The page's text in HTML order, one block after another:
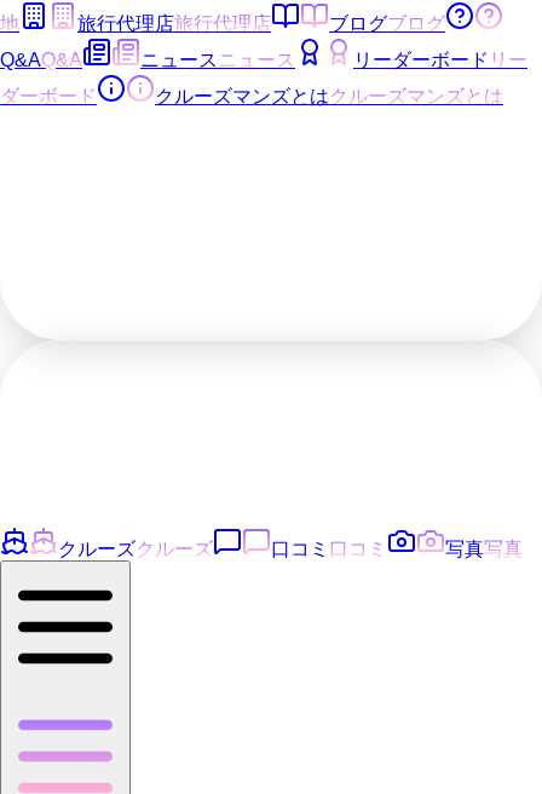
地
旅行代理店旅行代理店 ブログブログ
Q&AQ&A ニュース ニュース リーダーボード リー
ダーボード
クルーズマンズとはクルーズマンズとは
クルーズクルーズ 口コミ 口コミ 写真写真